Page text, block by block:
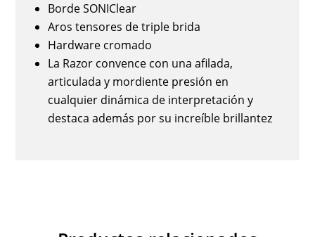
Borde SONIClear
Aros tensores de triple brida
Hardware cromado
La Razor convence con una afilada,
articulada y mordiente presión en
cualquier dinámica de interpretación y
destaca además por su increíble brillantez